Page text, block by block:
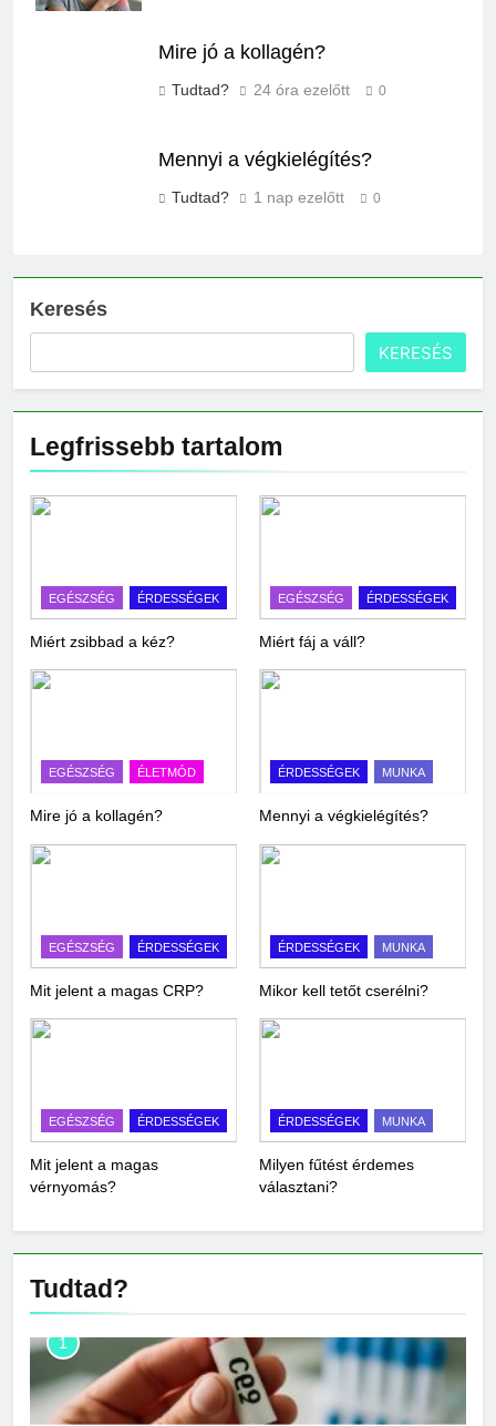
Mire jó a kollagén?
Tudtad? 24 óra ezelőtt 0
Mennyi a végkielégítés?
Tudtad? 1 nap ezelőtt 0
Keresés
KERESÉS
Legfrissebb tartalom
EGÉSZSÉG ÉRDESSÉGEK
Miért zsibbad a kéz?
EGÉSZSÉG ÉRDESSÉGEK
Miért fáj a váll?
EGÉSZSÉG ÉLETMÓD
Mire jó a kollagén?
ÉRDESSÉGEK MUNKA
Mennyi a végkielégítés?
EGÉSZSÉG ÉRDESSÉGEK
Mit jelent a magas CRP?
ÉRDESSÉGEK MUNKA
Mikor kell tetőt cserélni?
EGÉSZSÉG ÉRDESSÉGEK
Mit jelent a magas
vérnyomás?
ÉRDESSÉGEK MUNKA
Milyen fűtést érdemes
választani?
Tudtad?
1